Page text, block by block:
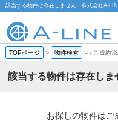
該当する物件は存在しません｜株式会社A-
TOPページ > 物件検索 >- ご成約
該当する物件は存在しま
お探しの物件はご